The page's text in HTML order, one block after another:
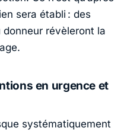
sera établi : des
révèleront la
en urgence et
systématiquement